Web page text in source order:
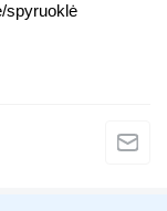
spyruoklė